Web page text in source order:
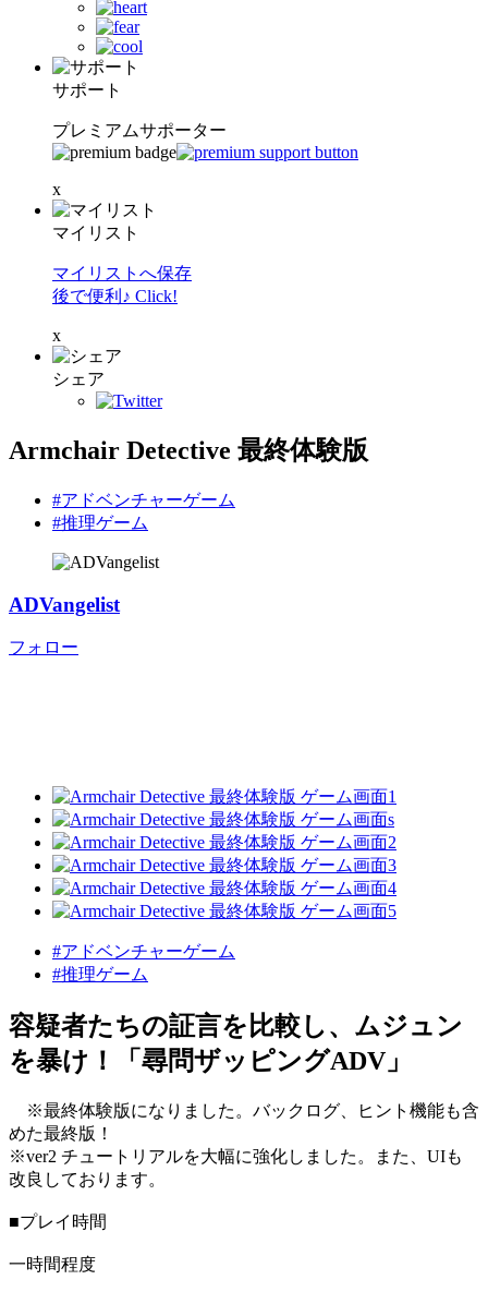
サポート
プレミアムサポーター
x
マイリスト
マイリストへ保存
後で便利♪ Click!
x
シェア
Armchair Detective 最終体験版
#アドベンチャーゲーム
#推理ゲーム
ADVangelist
フォロー
#アドベンチャーゲーム
#推理ゲーム
容疑者たちの証言を比較し、ムジュン
を暴け！「尋問ザッピングADV」
※最終体験版になりました。バックログ、ヒント機能も含
めた最終版！
※ver2 チュートリアルを大幅に強化しました。また、UIも
改良しております。
■プレイ時間
一時間程度